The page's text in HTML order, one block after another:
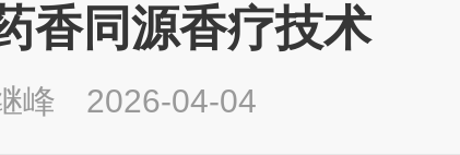
香同源香疗技术
峰 2026-04-04